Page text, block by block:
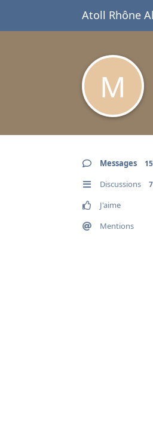
Atoll Rhône
M
Messages
Discussions
J'aime
Mentions